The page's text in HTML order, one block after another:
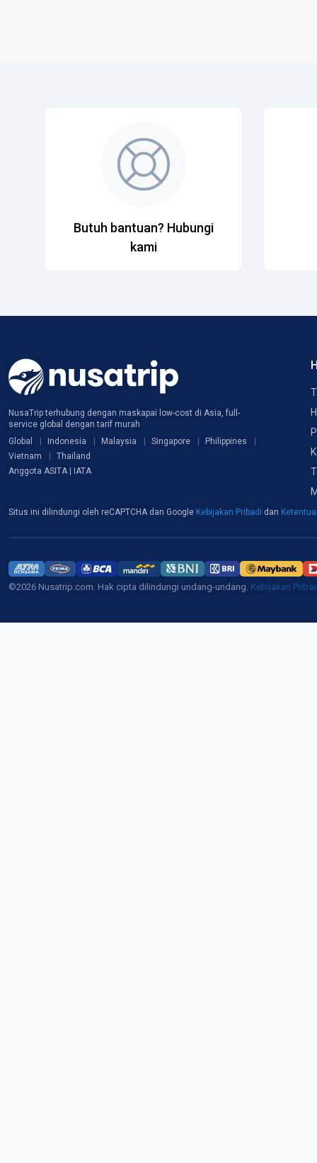
Butuh bantuan? Hubungi
kami
NusaTrip terhubung dengan maskapai low-cost di Asia, full-
service global dengan tarif murah
Global
Indonesia Malaysia Singapore
Philippines
Vietnam
Thailand
Anggota ASITA | IATA
Situs ini dilindungi oleh reCAPTCHA dan Google Kebijakan Pribadi dan
©2026 Nusatrip.com. Hak cipta dilindungi undang-undang. Kebijakan